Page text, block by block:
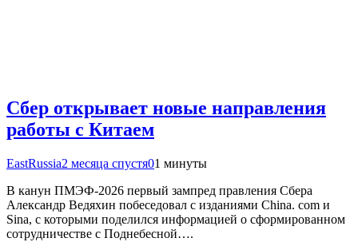
Сбер открывает новые направления
работы с Китаем
EastRussia2 месяца спустя01 минуты
В канун ПМЭФ-2026 первый зампред правления Сбера
Александр Ведяхин побеседовал с изданиями China. com и
Sina, с которыми поделился информацией о сформированном
сотрудничестве с Поднебесной….